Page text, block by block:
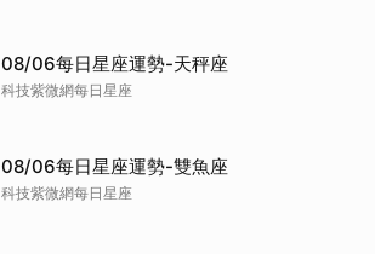
08/06每日星座運勢-天秤座
科技紫微網每日星座
08/06每日星座運勢-雙魚座
科技紫微網每日星座